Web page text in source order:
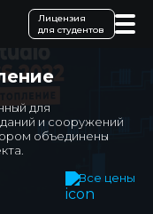
Лицензия
для студентов
для
и сооружений
объединены
Все цены